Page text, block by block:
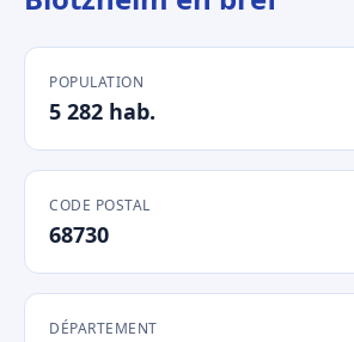
POPULATION
5 282 hab.
CODE POSTAL
68730
DÉPARTEMENT